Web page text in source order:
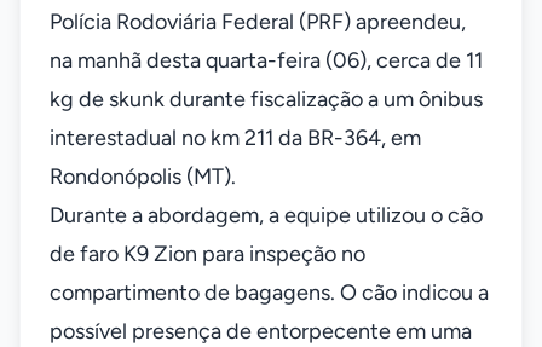
Polícia Rodoviária Federal (PRF) apreendeu,
na manhã desta quarta-feira (06), cerca de 11
kg de skunk durante fiscalização a um ônibus
interestadual no km 211 da BR-364, em
Rondonópolis (MT).
Durante a abordagem, a equipe utilizou o cão
de faro K9 Zion para inspeção no
compartimento de bagagens. O cão indicou a
possível presença de entorpecente em uma